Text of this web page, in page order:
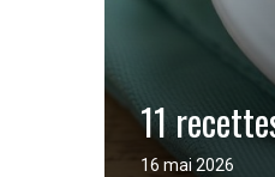
11
16 mai 2026